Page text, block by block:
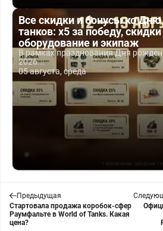
Все скидки и бонусы ко
танков: x5 за победу, скидки
оборудование и экипаж
В рамках празднования Дня
2026...
05 августа, среда
Предыдущая
Стартовала продажа коробок-сфер
Раумфальте в World of Tanks. Какая
цена?